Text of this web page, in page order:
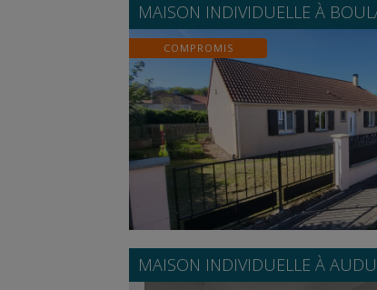
MAISON INDIVIDUELLE À
COMPROMIS
MAISON INDIVIDUELLE À